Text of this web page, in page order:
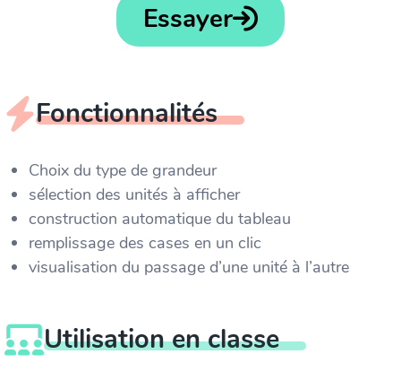
Essayer
Fonctionnalités
Choix du type de grandeur
sélection des unités à afficher
construction automatique du tableau
remplissage des cases en un clic
visualisation du passage d’une unité à l’autre
Utilisation en classe